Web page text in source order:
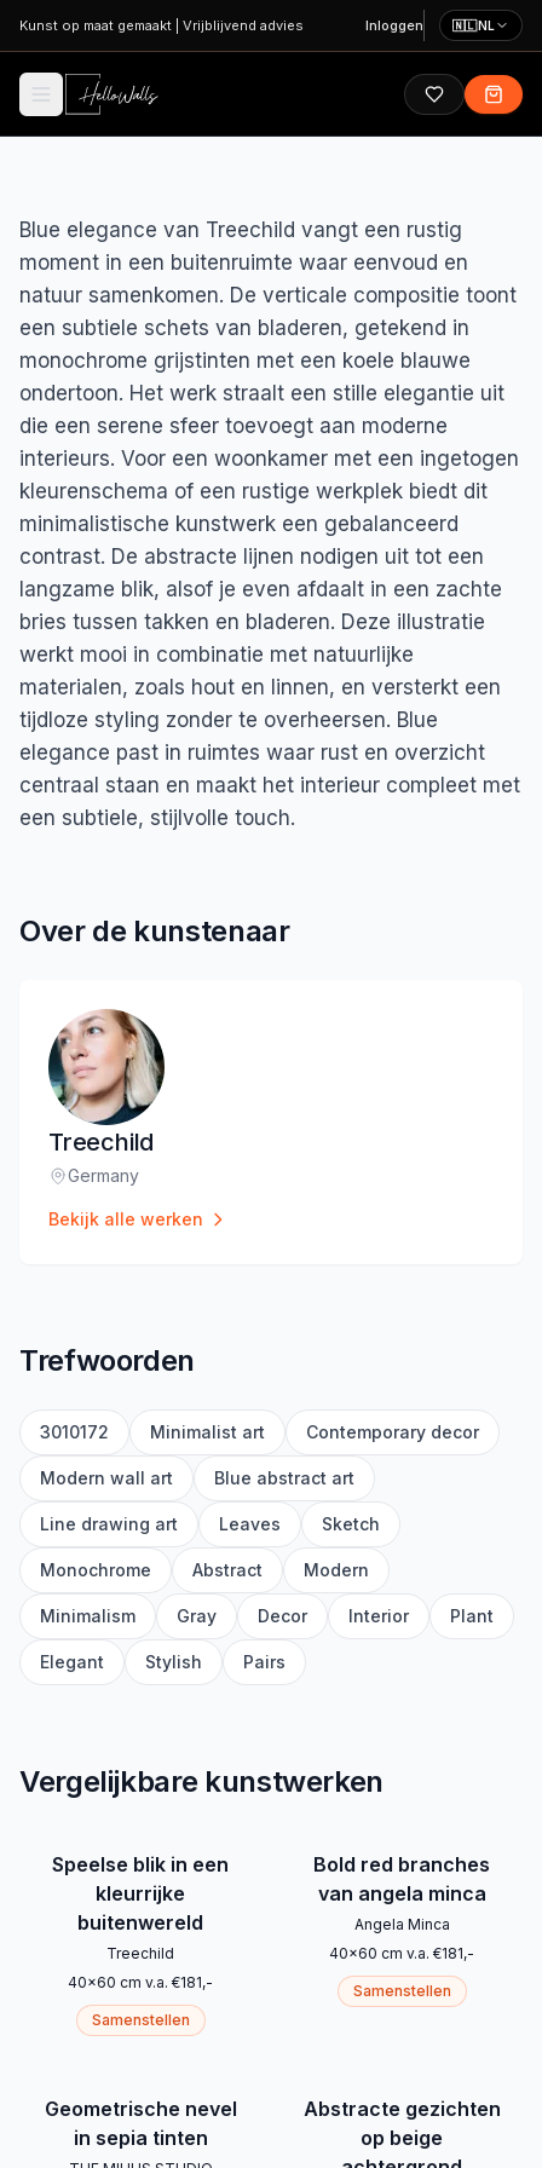
Ga naar hoofdinhoud
Kunst op maat gemaakt Vrijblijvend advies Inloggen 🇳🇱NL
Blue elegance van Treechild vangt een rustig
moment in een buitenruimte waar eenvoud en
natuur samenkomen. De verticale compositie toont
een subtiele schets van bladeren, getekend in
monochrome grijstinten met een koele blauwe
ondertoon. Het werk straalt een stille elegantie uit
die een serene sfeer toevoegt aan moderne
interieurs. Voor een woonkamer met een ingetogen
kleurenschema of een rustige werkplek biedt dit
minimalistische kunstwerk een gebalanceerd
contrast. De abstracte lijnen nodigen uit tot een
langzame blik, alsof je even afdaalt in een zachte
bries tussen takken en bladeren. Deze illustratie
werkt mooi in combinatie met natuurlijke
materialen, zoals hout en linnen, en versterkt een
tijdloze styling zonder te overheersen. Blue
elegance past in ruimtes waar rust en overzicht
centraal staan en maakt het interieur compleet met
een subtiele, stijlvolle touch.
Over de kunstenaar
Treechild
Locatie:
Germany
Bekijk alle werken
Trefwoorden
3010172 Minimalist art Contemporary decor
Modern wall art Blue abstract art
Line drawing art Leaves Sketch
Monochrome Abstract Modern
Minimalism Gray Decor Interior Plant
Elegant Stylish Pairs
Vergelijkbare kunstwerken
Speelse blik in een
kleurrijke
buitenwereld
Treechild
40x60 cm v.a. €181,-
Samenstellen
Bold red branches
van angela minca
Angela Minca
40x60 cm v.a. €181,-
Samenstellen
Geometrische nevel
in sepia tinten
Abstracte gezichten
op beige